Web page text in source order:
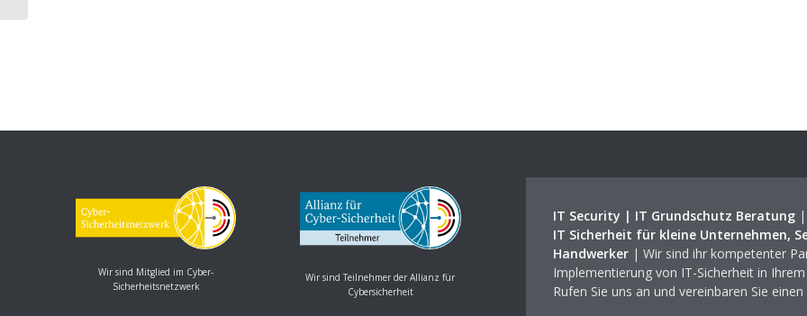
Wir sind Mitglied im Cyber-
Sicherheitsnetzwerk
Wir sind Teilnehmer der Allianz für
Cybersicherheit
IT Security | IT Grundschutz Beratung|
IT Sicherheit für kleine Unternehmen,
Handwerker| Wir sind ihr kompetenter
Implementierung von IT-Sicherheit in
Rufen Sie uns an und vereinbaren Sie